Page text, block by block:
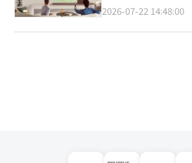
2026-07-22 14:48:00